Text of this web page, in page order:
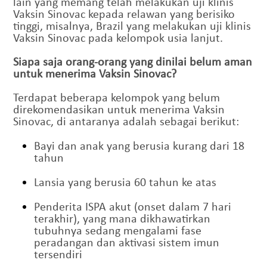
Vaksin Sinovac kepada relawan yang berisiko
tinggi, misalnya, Brazil yang melakukan uji klinis
Vaksin Sinovac pada kelompok usia lanjut.
Siapa saja orang-orang yang dinilai belum aman
untuk menerima Vaksin Sinovac?
Terdapat beberapa kelompok yang belum
direkomendasikan untuk menerima Vaksin
Sinovac, di antaranya adalah sebagai berikut:
Bayi dan anak yang berusia kurang dari 18
tahun
Lansia yang berusia 60 tahun ke atas
Penderita ISPA akut (onset dalam 7 hari
terakhir), yang mana dikhawatirkan
tubuhnya sedang mengalami fase
peradangan dan aktivasi sistem imun
tersendiri